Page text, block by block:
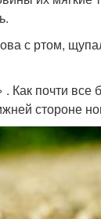
с ртом,
Как почти
стороне